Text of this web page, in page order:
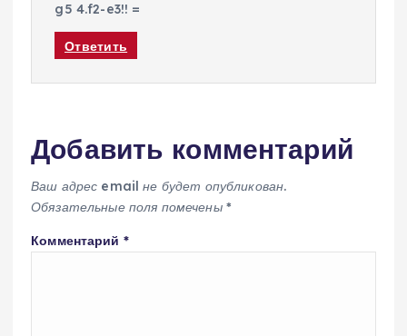
g5 4.f2-e3!! =
Ответить
Добавить комментарий
Ваш адрес email не будет опубликован.
Обязательные поля помечены *
Комментарий *